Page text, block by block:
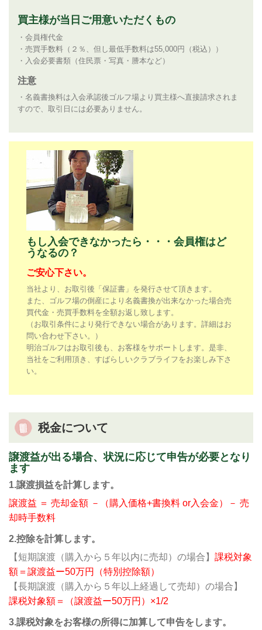
買主様が当日ご用意いただくもの
・会員権代金
・売買手数料（２％、但し最低手数料は55,000円（税込））
・入会必要書類（住民票・写真・謄本など）
注意
・名義書換料は入会承認後ゴルフ場より買主様へ直接請求されま
すので、取引日には必要ありません。
もし入会できなかったら・・・会員権はど
うなるの？
ご安心下さい。
当社より、お取引後「保証書」を発行させて頂きます。
また、ゴルフ場の倒産により名義書換が出来なかった場合売
買代金・売買手数料を全額お返し致します。
（お取引条件により発行できない場合があります。詳細はお
問い合わせ下さい。）
明治ゴルフはお取引後も、お客様をサポートします。是非、
当社をご利用頂き、すばらしいクラブライフをお楽しみ下さ
い。
税金について
譲渡益が出る場合、状況に応じて申告が必要となり
ます
1.譲渡損益を計算します。
譲渡益 ＝ 売却金額 －（購入価格+書換料 or入会金）－ 売
却時手数料
2.控除を計算します。
【短期譲渡（購入から５年以内に売却）の場合】 課税対象
額＝譲渡益ー50万円（特別控除額）
【長期譲渡（購入から５年以上経過して売却）の場合】
課税対象額＝（譲渡益ー50万円）×1/2
3.課税対象をお客様の所得に加算して申告をします。